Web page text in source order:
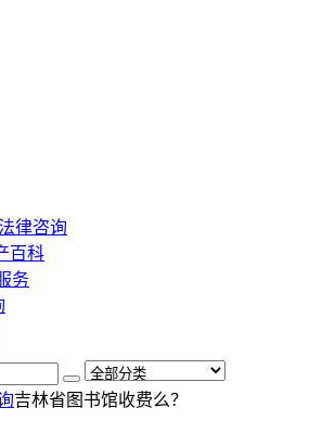
律咨询
百科
务
吉林省图书馆收费么？